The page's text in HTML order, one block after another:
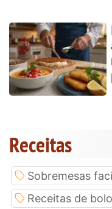
Receitas
Sobremesas
Receitas de